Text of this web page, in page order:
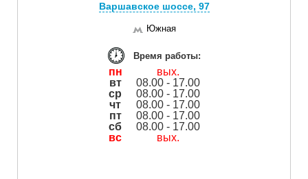
Варшавское шоссе, 97
Южная
Время работы:
пн
вых.
вт
08.00 - 17.00
ср
08.00 - 17.00
чт
08.00 - 17.00
пт
08.00 - 17.00
сб
08.00 - 17.00
вс
вых.